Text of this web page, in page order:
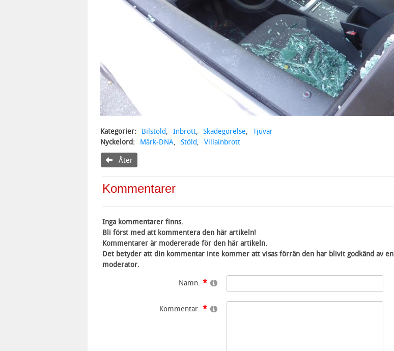
Kategorier: Bilstöld, Inbrott, Skadegörelse,
Tjuvar
Nyckelord:
Märk-DNA, Stöld, Villainbrott
Åter
Kommentarer
Inga kommentarer finns.
Bli först med att kommentera den här artikeln!
Kommentarer är modererade för den här artikeln.
Det betyder att din kommentar inte kommer att visas förrän den har blivit godkänd av en
moderator.
Namn:
Kommentar: